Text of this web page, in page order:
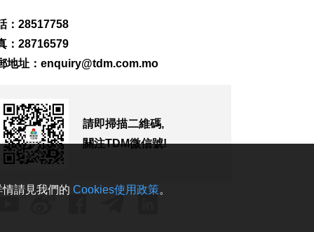
2026-08-07 18:45
橙色高溫提示生效 避
暑中心延長夜間開放
2026-08-07 18:20
體育局構建運動員全
：28517758
：28716579
地址： enquiry@tdm.com.mo
請即掃描二維碼,
關注TDM微信號!
請見我們的 Cookies使用政策。